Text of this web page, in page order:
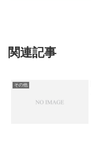
関連記事
その他